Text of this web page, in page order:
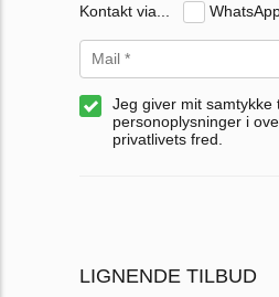
Kontakt via...
Jeg giver mit
personoplysninger i
privatlivets fred.
LIGNENDE TILBUD